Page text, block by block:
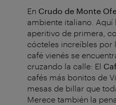
En Crudo de Monte
ambiente italiano. Aquí
aperitivo de primera,
cócteles increíbles por
café vienés se
cruzando la calle: El
cafés más bonitos de
mesas de billar que
Merece también la